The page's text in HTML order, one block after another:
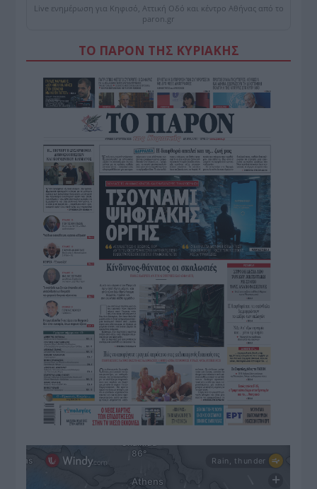
Live ενημέρωση για Κηφισό, Αττική Οδό και κέντρο Αθήνας από το
paron.gr
ΤΟ ΠΑΡΟΝ ΤΗΣ ΚΥΡΙΑΚΗΣ